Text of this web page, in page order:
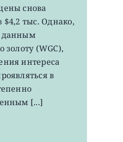
деньги
начал
в
золотые
снова
тыс. Однако,
данным
золоту (WGC),
интереса
в
[...]